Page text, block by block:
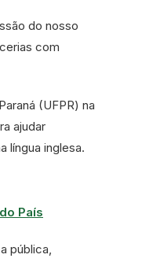
do nosso
com
(UFPR) na
ajudar
língua inglesa.
País
pública,